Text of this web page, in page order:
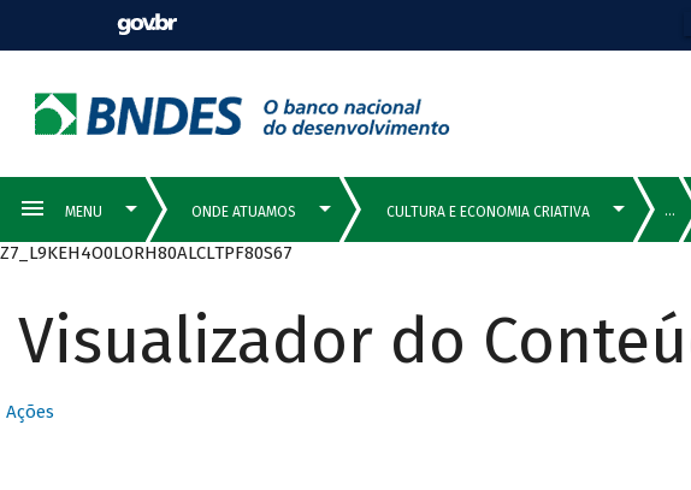
Z7_L9KEH4O0LORH80ALCLTPF80S67
Visualizador do
Ações